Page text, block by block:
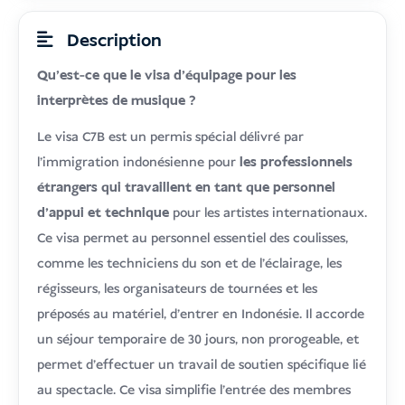
Description
Qu'est-ce que le visa d'équipage pour les
interprètes de musique ?
Le visa C7B est un permis spécial délivré par
l'immigration indonésienne pourles professionnels
étrangers qui travaillent en tant que personnel
d'appui et technique pour les artistes internationaux.
Ce visa permet au personnel essentiel des coulisses,
comme les techniciens du son et de l'éclairage, les
régisseurs, les organisateurs de tournées et les
préposés au matériel, d'entrer en Indonésie. Il accorde
un séjour temporaire de 30 jours, non prorogeable, et
permet d'effectuer un travail de soutien spécifique lié
au spectacle. Ce visa simplifie l'entrée des membres